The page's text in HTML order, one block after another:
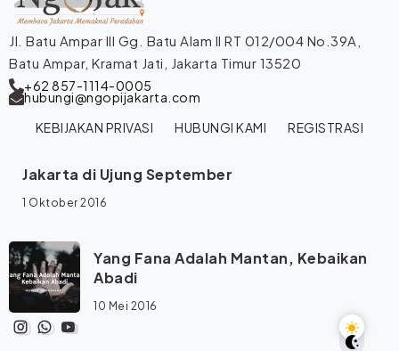
Jl. Batu Ampar III Gg. Batu Alam II RT 012/004 No.39A,
Batu Ampar, Kramat Jati, Jakarta Timur 13520
+62 857-1114-0005
hubungi@ngopijakarta.com
KEBIJAKAN PRIVASI
HUBUNGI KAMI REGISTRASI
Jakarta di Ujung September
1 Oktober 2016
Yang Fana Adalah Mantan, Kebaikan
Abadi
10 Mei 2016